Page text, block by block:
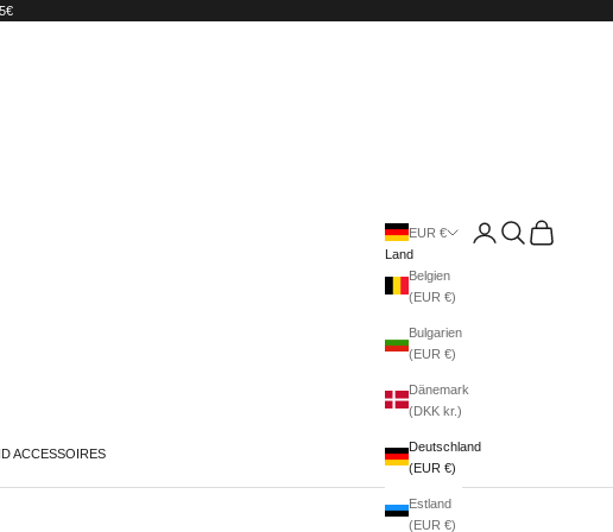
ACCESSOIRES
EUR €
Land
Belgien
(EUR €)
Bulgarien
(EUR €)
Dänemark
(DKK kr.)
Deutschland
(EUR €)
Estland
(EUR €)
AnmeldenSuchenWarenkorb